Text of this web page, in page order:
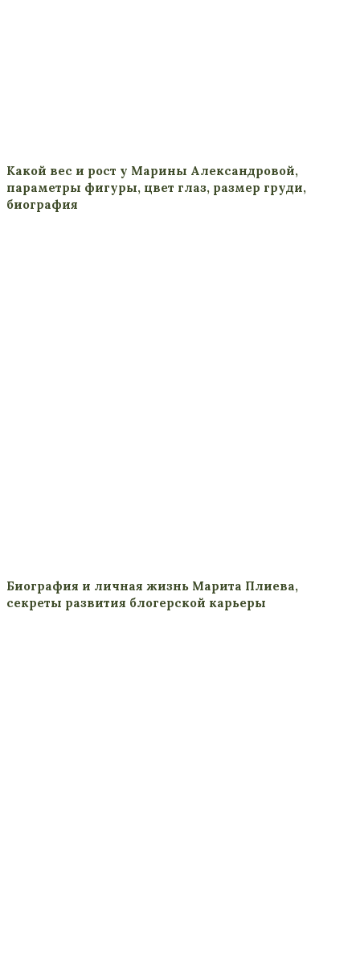
Какой вес и рост у Марины Александровой,
параметры фигуры, цвет глаз, размер груди,
биография
Биография и личная жизнь Марита Плиева,
секреты развития блогерской карьеры